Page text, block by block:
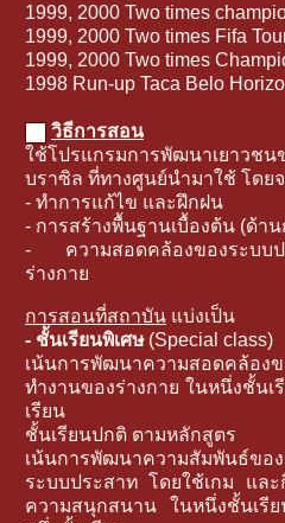
1999, 2000 Two times
1999, 2000 Two times Fifa
1999, 2000 Two times
1998 Run-up Taca Belo
วิธีการสอน
ใช้โปรแกรมการพัฒนาเยาวช
บราซิล ที่ทางศูนย์นำมาใช้ โดย
- ทำการแก้ไข และฝึกฝน
- การสร้างพื้นฐานเบื้องต้น (ด้า
- ความสอดคล้องของระบบ
ร่างกาย
การสอนที่สถาบัน แบ่งเป็น
- ชั้นเรียนพิเศษ(Special class)
เน้นการพัฒนาความสอดคล้อ
ทำงานของร่างกาย ในหนึ่งชั้น
เรียน
ชั้นเรียนปกติ ตามหลักสูตร
เน้นการพัฒนาความสัมพันธ์ขอ
ระบบประสาท โดยใช้เกม และ
ความสนุกสนาน ในหนึ่งชั้นเรี